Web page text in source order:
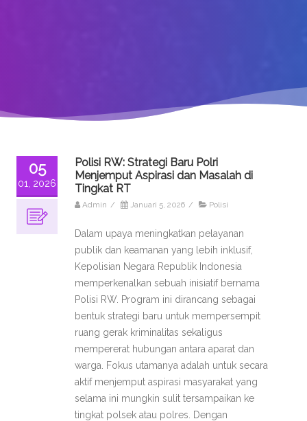
05
01, 2026
Polisi RW: Strategi Baru Polri
Menjemput Aspirasi dan Masalah di
Tingkat RT
Admin / Januari 5, 2026 / Polisi
Dalam upaya meningkatkan pelayanan
publik dan keamanan yang lebih inklusif,
Kepolisian Negara Republik Indonesia
memperkenalkan sebuah inisiatif bernama
Polisi RW. Program ini dirancang sebagai
bentuk strategi baru untuk mempersempit
ruang gerak kriminalitas sekaligus
mempererat hubungan antara aparat dan
warga. Fokus utamanya adalah untuk secara
aktif menjemput aspirasi masyarakat yang
selama ini mungkin sulit tersampaikan ke
tingkat polsek atau polres. Dengan